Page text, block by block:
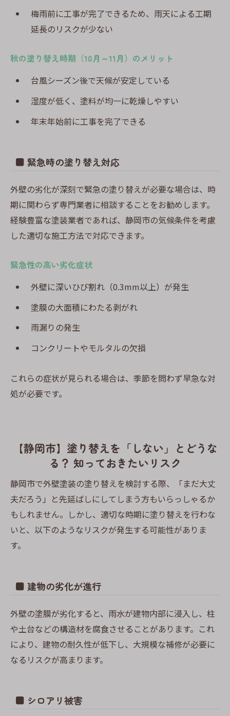
梅雨前に工事が完了できるため、雨天による工期
延長のリスクが少ない
秋の塗り替え時期（10月～11月）のメリット
台風シーズン後で天候が安定している
湿度が低く、塗料が均一に乾燥しやすい
年末年始前に工事を完了できる
■ 緊急時の塗り替え対応
外壁の劣化が深刻で緊急の塗り替えが必要な場合は、時
期に関わらず専門業者に相談することをお勧めします。
経験豊富な塗装業者であれば、静岡市の気候条件を考慮
した適切な施工方法で対応できます。
緊急性の高い劣化症状
外壁に深いひび割れ（0.3mm以上）が発生
塗膜の大面積にわたる剥がれ
雨漏りの発生
コンクリートやモルタルの欠損
これらの症状が見られる場合は、季節を問わず早急な対
処が必要です。
【静岡市】塗り替えを「しない」とどうな
る？ 知っておきたいリスク
静岡市で外壁塗装の塗り替えを検討する際、「まだ大丈
夫だろう」と先延ばしにしてしまう方もいらっしゃるか
もしれません。しかし、適切な時期に塗り替えを行わな
いと、以下のようなリスクが発生する可能性がありま
す。
■ 建物の劣化が進行
外壁の塗膜が劣化すると、雨水が建物内部に浸入し、柱
や土台などの構造材を腐食させることがあります。これ
により、建物の耐久性が低下し、大規模な補修が必要に
なるリスクが高まります。
■ シロアリ被害